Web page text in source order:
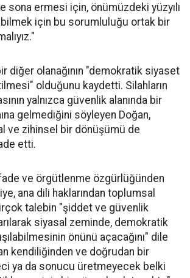
sona ermesi için, önümüzdeki yüzyılı
için bu sorumluluğu ortak bir
diğer olanağının "demokratik siyaset
olduğunu kaydetti. Silahların
yalnızca güvenlik alanında bir
gelmediğini söyleyen Doğan,
ve zihinsel bir dönüşümü de
etti.
ve örgütlenme özgürlüğünden
ana dili haklarından toplumsal
talebin "şiddet ve güvenlik
siyasal zeminde, demokratik
önünü açacağını" dile
kendiliğinden ve doğrudan bir
ya da sonucu üretmeyecek belki